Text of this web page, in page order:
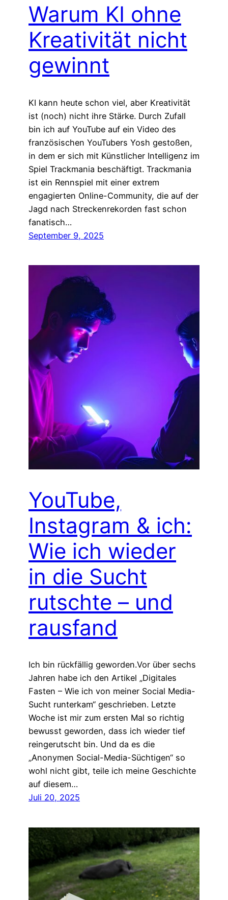
Warum KI ohne
Kreativität nicht
gewinnt
KI kann heute schon viel, aber Kreativität
ist (noch) nicht ihre Stärke. Durch Zufall
bin ich auf YouTube auf ein Video des
französischen YouTubers Yosh gestoßen,
in dem er sich mit Künstlicher Intelligenz im
Spiel Trackmania beschäftigt. Trackmania
ist ein Rennspiel mit einer extrem
engagierten Online-Community, die auf der
Jagd nach Streckenrekorden fast schon
fanatisch…
September 9, 2025
YouTube,
Instagram & ich:
Wie ich wieder
in die Sucht
rutschte – und
rausfand
Ich bin rückfällig geworden.Vor über sechs
Jahren habe ich den Artikel „Digitales
Fasten – Wie ich von meiner Social Media-
Sucht runterkam“ geschrieben. Letzte
Woche ist mir zum ersten Mal so richtig
bewusst geworden, dass ich wieder tief
reingerutscht bin. Und da es die
„Anonymen Social-Media-Süchtigen“ so
wohl nicht gibt, teile ich meine Geschichte
auf diesem…
Juli 20, 2025